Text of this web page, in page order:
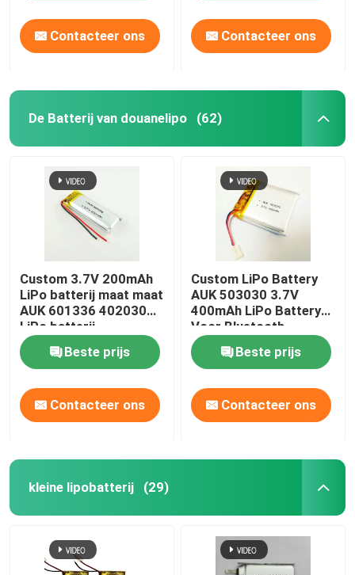
Contacteer ons Contacteer ons
De Batterij van douanelipo (62)
Custom 3.7V 200mAh
LiPo batterij maat maat
AUK 601336 402030
LiPo batterij
Beste prijs
Contacteer ons
Custom LiPo Battery
AUK 503030 3.7V
400mAh LiPo Battery
Voor Bluetooth
Beste prijs
Contacteer ons
kleine lipobatterij (29)